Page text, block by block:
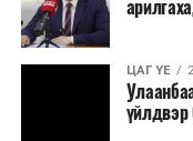
хичээлдээ бэлдэнэ”
“Миний хувьд
оролцож
ЦАГ ҮЕ
үйлдвэр